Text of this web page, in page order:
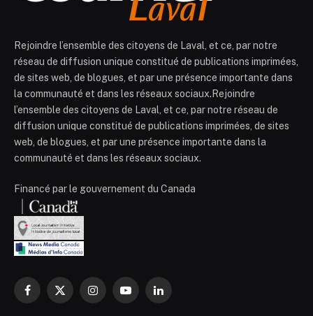
Rejoindre l’ensemble des citoyens de Laval, et ce, par notre
réseau de diffusion unique constitué de publications imprimées,
de sites web, de blogues, et par une présence importante dans
la communauté et dans les réseaux sociaux.Rejoindre
l’ensemble des citoyens de Laval, et ce, par notre réseau de
diffusion unique constitué de publications imprimées, de sites
web, de blogues, et par une présence importante dans la
communauté et dans les réseaux sociaux.
Financé par le gouvernement du Canada
Facebook
X
InstagramYouTubeLinkedIn